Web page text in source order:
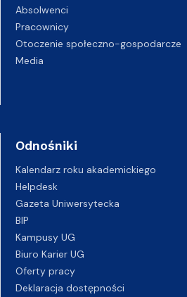
Absolwenci
Pracownicy
Otoczenie społeczno-gospodarcze
Media
Odnośniki
Kalendarz roku akademickiego
Helpdesk
Gazeta Uniwersytecka
BIP
Kampusy UG
Biuro Karier UG
Oferty pracy
Deklaracja dostępności